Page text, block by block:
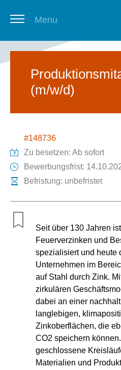
Menu
Newsletter
(m/w/d)
#148736
Zu besetzen: Ab sofort
Bewerbungsfrist:
Befristung: unbefristet
Seit über 130 Jahren
Feuerverzinken und
spezialisiert und heute
Unternehmen im
auf Stahl durch Zink.
zirkulären
dabei an einer
langlebigen,
Zinkoberflächen, die
CO2 speichern
geschlossene
Materialien und